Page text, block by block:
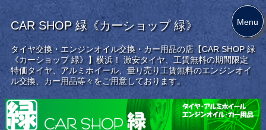
CAR SHOP 緑《カーショップ 緑》
タイヤ交換・エンジンオイル交換・カー用品の店【CAR SHOP 緑
《カーショップ 緑》】横浜！ 激安タイヤ、工賃無料の期間限定
特価タイヤ、アルミホイール、量り売り工賃無料のエンジンオイ
ル交換、カー用品等々をご用意しております。
Menu